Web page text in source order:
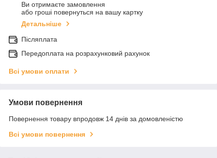
Ви отримаєте замовлення
або гроші повернуться на вашу картку
Детальніше
Післяплата
Передоплата на розрахунковий рахунок
Всі умови оплати
Умови повернення
Повернення товару впродовж 14 днів за домовленістю
Всі умови повернення